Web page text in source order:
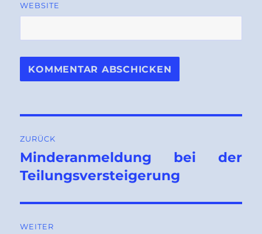
WEBSITE
ZURÜCK
Vorheriger
Beitrag:
Minderanmeldung bei der
Teilungsversteigerung
WEITER